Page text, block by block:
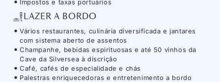
Impostos e taxas portuários
LAZER A BORDO
Vários restaurantes, culinária diversificada e jantares
com sistema aberto de assentos
Champanhe, bebidas espirituosas e até 50 vinhos da
Cave da Silversea à discrição
Café, cafés de especialidade e chás
Palestras enriquecedoras e entretenimento a bordo